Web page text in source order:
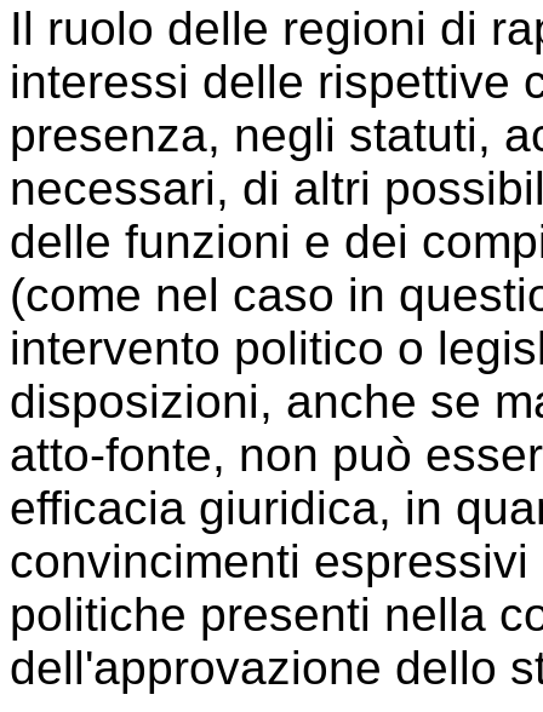
Il ruolo delle regioni di
interessi delle rispettive
presenza, negli statuti,
necessari, di altri
delle funzioni e dei
(come nel caso in
intervento politico o
disposizioni, anche se
atto-fonte, non può
efficacia giuridica, in
convincimenti
politiche presenti nella
dell'approvazione dello